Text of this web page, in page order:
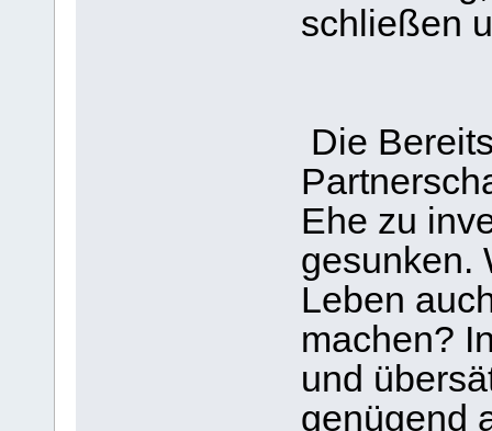
schließen
Die
Ehe zu
gesunken.
Leben
machen?
und
genügend